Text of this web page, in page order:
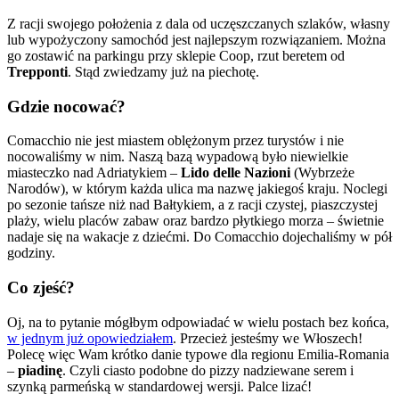
Z racji swojego położenia z dala od uczęszczanych szlaków, własny
lub wypożyczony samochód jest najlepszym rozwiązaniem. Można
go zostawić na parkingu przy sklepie Coop, rzut beretem od
Trepponti. Stąd zwiedzamy już na piechotę.
Gdzie nocować?
Comacchio nie jest miastem oblężonym przez turystów i nie
nocowaliśmy w nim. Naszą bazą wypadową było niewielkie
miasteczko nad Adriatykiem – Lido delle Nazioni (Wybrzeże
Narodów), w którym każda ulica ma nazwę jakiegoś kraju. Noclegi
po sezonie tańsze niż nad Bałtykiem, a z racji czystej, piaszczystej
plaży, wielu placów zabaw oraz bardzo płytkiego morza – świetnie
nadaje się na wakacje z dziećmi. Do Comacchio dojechaliśmy w pół
godziny.
Co zjeść?
Oj, na to pytanie mógłbym odpowiadać w wielu postach bez końca,
w jednym już opowiedziałem. Przecież jesteśmy we Włoszech!
Polecę więc Wam krótko danie typowe dla regionu Emilia-Romania
– piadinę. Czyli ciasto podobne do pizzy nadziewane serem i
szynką parmeńską w standardowej wersji. Palce lizać!